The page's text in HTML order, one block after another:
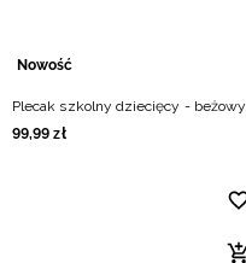
Nowość
Plecak szkolny dziecięcy - beżowy
99,99 zł